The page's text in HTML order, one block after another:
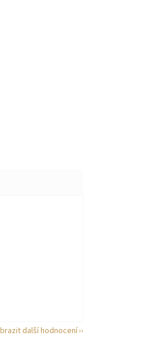
další hodnocení